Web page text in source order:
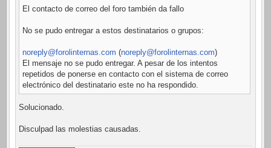
El contacto de correo del foro también da fallo
No se pudo entregar a estos destinatarios o grupos:
noreply@forolinternas.com (noreply@forolinternas.com)
El mensaje no se pudo entregar. A pesar de los intentos
repetidos de ponerse en contacto con el sistema de correo
electrónico del destinatario este no ha respondido.
Solucionado.
Disculpad las molestias causadas.